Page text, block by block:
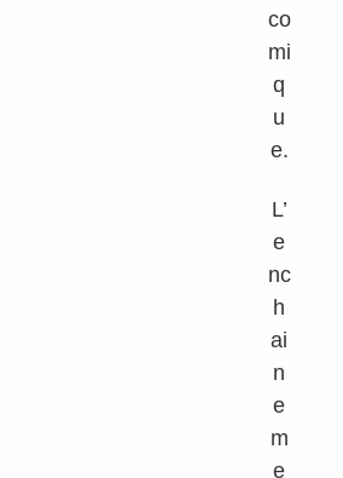
co
mi
q
u
e.
L’
e
nc
h
ai
n
e
m
e